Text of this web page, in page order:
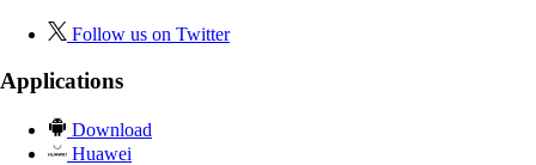
Follow us on Twitter
Applications
Download
Huawei